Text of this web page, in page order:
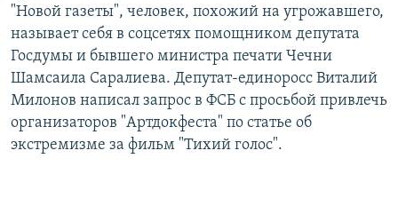
"Новой газеты", человек, похожий на угрожавшего,
называет себя в соцсетях помощником депутата
Госдумы и бывшего министра печати Чечни
Шамсаила Саралиева. Депутат-единоросс Виталий
Милонов написал запрос в ФСБ с просьбой привлечь
организаторов "Артдокфеста" по статье об
экстремизме за фильм "Тихий голос".